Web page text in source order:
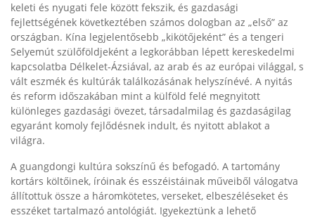
keleti és nyugati fele között fekszik, és gazdasági
fejlettségének következtében számos dologban az „első” az
országban. Kína legjelentősebb „kikötőjeként” és a tengeri
Selyemút szülőföldjeként a legkorábban lépett kereskedelmi
kapcsolatba Délkelet-Ázsiával, az arab és az európai világgal, s
vált eszmék és kultúrák találkozásának helyszínévé. A nyitás
és reform időszakában mint a külföld felé megnyitott
különleges gazdasági övezet, társadalmilag és gazdaságilag
egyaránt komoly fejlődésnek indult, és nyitott ablakot a
világra.
A guangdongi kultúra sokszínű és befogadó. A tartomány
kortárs költőinek, íróinak és esszéistáinak műveiből válogatva
állítottuk össze a háromkötetes, verseket, elbeszéléseket és
esszéket tartalmazó antológiát. Igyekeztünk a lehető